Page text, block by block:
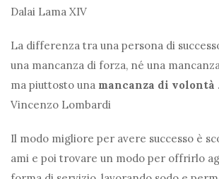
Dalai Lama XIV
La differenza tra una persona di
una mancanza di forza, né una
ma piuttosto una mancanza di volontà .
Vincenzo Lombardi
Il modo migliore per avere successo è
ami e poi trovare un modo per offrirlo